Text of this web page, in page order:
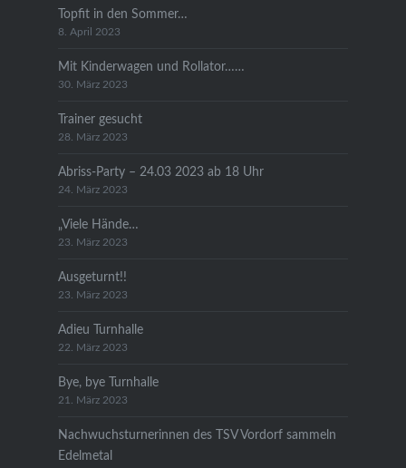
Topfit in den Sommer…
8. April 2023
Mit Kinderwagen und Rollator……
30. März 2023
Trainer gesucht
28. März 2023
Abriss-Party – 24.03 2023 ab 18 Uhr
24. März 2023
„Viele Hände…
23. März 2023
Ausgeturnt!!
23. März 2023
Adieu Turnhalle
22. März 2023
Bye, bye Turnhalle
21. März 2023
Nachwuchsturnerinnen des TSV Vordorf sammeln
Edelmetal